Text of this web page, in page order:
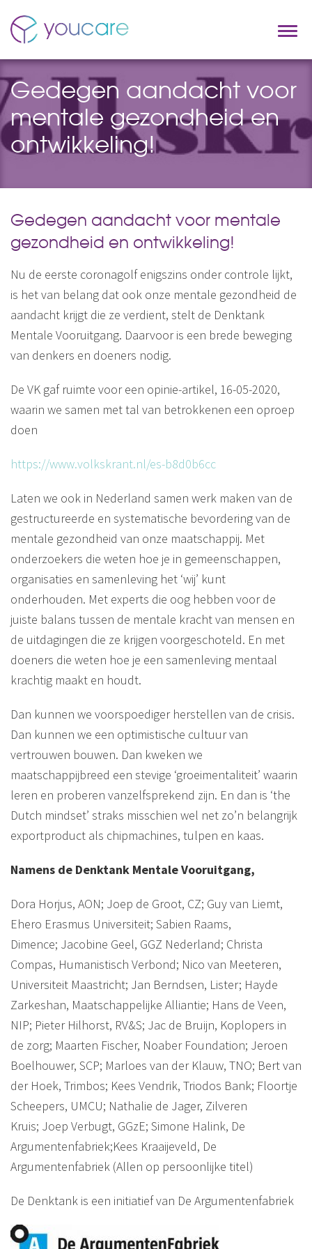
Gedegen aandacht voor
mentale gezondheid en
ontwikkeling!
Gedegen aandacht voor mentale
gezondheid en ontwikkeling!
Nu de eerste coronagolf enigszins onder controle lijkt,
is het van belang dat ook onze mentale gezondheid de
aandacht krijgt die ze verdient, stelt de Denktank
Mentale Vooruitgang. Daarvoor is een brede beweging
van denkers en doeners nodig.
De VK gaf ruimte voor een opinie-artikel, 16-05-2020,
waarin we samen met tal van betrokkenen een oproep
doen
https://www.volkskrant.nl/es-b8d0b6cc
Laten we ook in Nederland samen werk maken van de
gestructureerde en systematische bevordering van de
mentale gezondheid van onze maatschappij. Met
onderzoekers die weten hoe je in gemeenschappen,
organisaties en samenleving het ‘wij’ kunt
onderhouden. Met experts die oog hebben voor de
juiste balans tussen de mentale kracht van mensen en
de uitdagingen die ze krijgen voorgeschoteld. En met
doeners die weten hoe je een samenleving mentaal
krachtig maakt en houdt.
Dan kunnen we voorspoediger herstellen van de crisis.
Dan kunnen we een optimistische cultuur van
vertrouwen bouwen. Dan kweken we
maatschappijbreed een stevige ‘groeimentaliteit’ waarin
leren en proberen vanzelfsprekend zijn. En dan is ‘the
Dutch mindset’ straks misschien wel net zo’n belangrijk
exportproduct als chipmachines, tulpen en kaas.
Namens de Denktank Mentale Vooruitgang,
Dora Horjus, AON; Joep de Groot, CZ; Guy van Liemt,
Ehero Erasmus Universiteit; Sabien Raams,
Dimence; Jacobine Geel, GGZ Nederland; Christa
Compas, Humanistisch Verbond; Nico van Meeteren,
Universiteit Maastricht; Jan Berndsen, Lister; Hayde
Zarkeshan, Maatschappelijke Alliantie; Hans de Veen,
NIP; Pieter Hilhorst, RV&S; Jac de Bruijn, Koplopers in
de zorg; Maarten Fischer, Noaber Foundation; Jeroen
Boelhouwer, SCP; Marloes van der Klauw, TNO; Bert van
der Hoek, Trimbos; Kees Vendrik, Triodos Bank; Floortje
Scheepers, UMCU; Nathalie de Jager, Zilveren
Kruis; Joep Verbugt, GGzE; Simone Halink, De
Argumentenfabriek;Kees Kraaijeveld, De
Argumentenfabriek (Allen op persoonlijke titel)
De Denktank is een initiatief van De Argumentenfabriek